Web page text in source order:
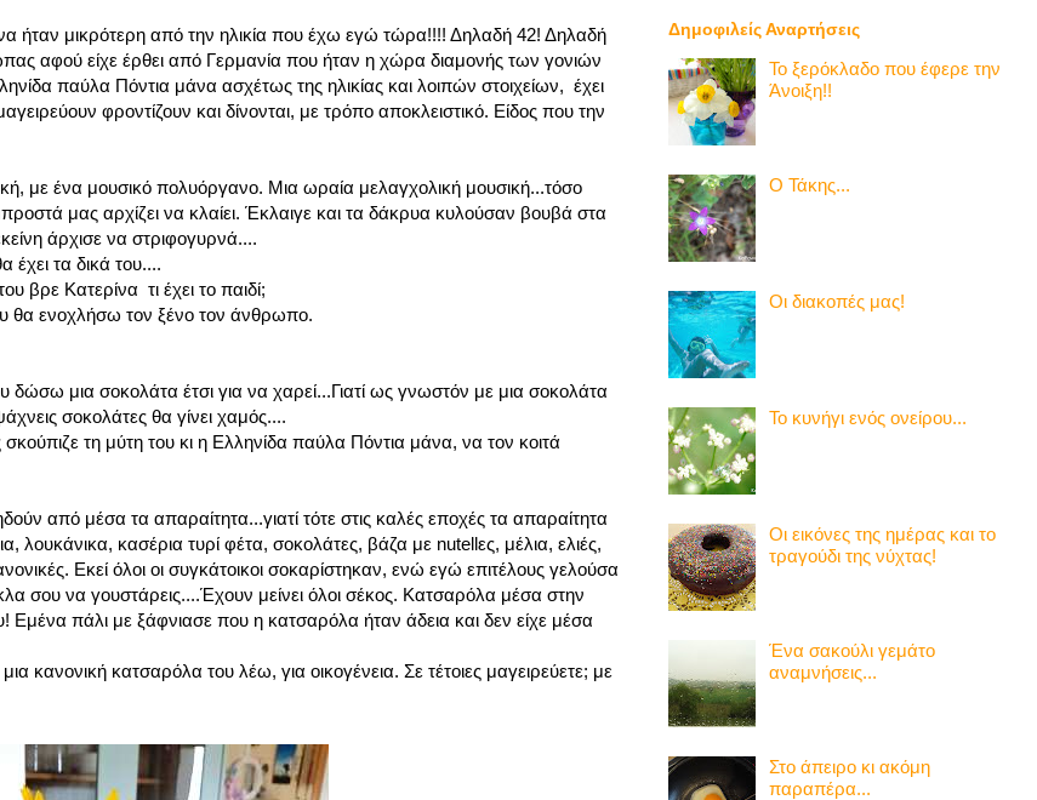
ήταν μικρότερη από την ηλικία που έχω εγώ τώρα!!!! Δηλαδή 42! Δηλαδή
αφού είχε έρθει από Γερμανία που ήταν η χώρα διαμονής των γονιών
παύλα Πόντια μάνα ασχέτως της ηλικίας και λοιπών στοιχείων, έχει
φροντίζουν και δίνονται, με τρόπο αποκλειστικό. Είδος που την
με ένα μουσικό πολυόργανο. Μια ωραία μελαγχολική μουσική...τόσο
μας αρχίζει να κλαίει. Έκλαιγε και τα δάκρυα κυλούσαν βουβά στα
άρχισε να στριφογυρνά....
έχει τα δικά του....
βρε Κατερίνα τι έχει το παιδί;
θα ενοχλήσω τον ξένο τον άνθρωπο.
μια σοκολάτα έτσι για να χαρεί...Γιατί ως γνωστόν με μια σοκολάτα
σοκολάτες θα γίνει χαμός....
τη μύτη του κι η Ελληνίδα παύλα Πόντια μάνα, να τον κοιτά
από μέσα τα απαραίτητα...γιατί τότε στις καλές εποχές τα απαραίτητα
κασέρια τυρί φέτα, σοκολάτες, βάζα με nutellες, μέλια, ελιές,
Εκεί όλοι οι συγκάτοικοι σοκαρίστηκαν, ενώ εγώ επιτέλους γελούσα
σου να γουστάρεις....Έχουν μείνει όλοι σέκος. Κατσαρόλα μέσα στην
Εμένα πάλι με ξάφνιασε που η κατσαρόλα ήταν άδεια και δεν είχε μέσα
κανονική κατσαρόλα του λέω, για οικογένεια. Σε τέτοιες μαγειρεύετε; με
Δημοφιλείς Αναρτήσεις
Το ξερόκλαδο που έφερε την
Άνοιξη!!
Ο Τάκης...
Οι διακοπές μας!
Το κυνήγι ενός ονείρου...
Οι εικόνες της ημέρας και το
τραγούδι της νύχτας!
Ένα σακούλι γεμάτο
αναμνήσεις...
Στο άπειρο κι ακόμη
παραπέρα...